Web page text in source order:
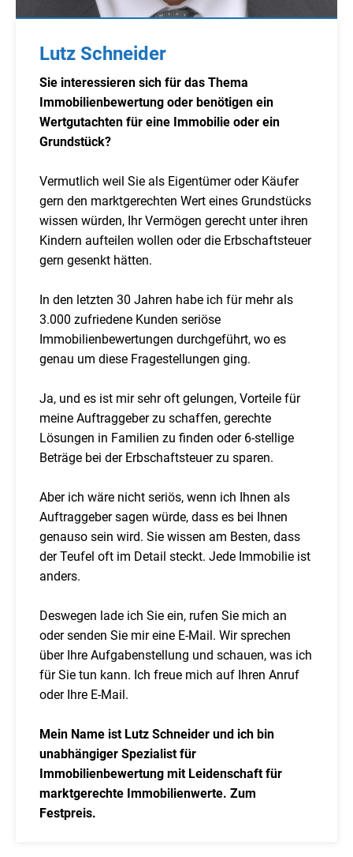
Lutz Schneider
Sie interessieren sich für das Thema
Immobilienbewertung oder benötigen ein
Wertgutachten für eine Immobilie oder ein
Grundstück?
Vermutlich weil Sie als Eigentümer oder Käufer
gern den marktgerechten Wert eines Grundstücks
wissen würden, Ihr Vermögen gerecht unter ihren
Kindern aufteilen wollen oder die Erbschaftsteuer
gern gesenkt hätten.
In den letzten 30 Jahren habe ich für mehr als
3.000 zufriedene Kunden seriöse
Immobilienbewertungen durchgeführt, wo es
genau um diese Fragestellungen ging.
Ja, und es ist mir sehr oft gelungen, Vorteile für
meine Auftraggeber zu schaffen, gerechte
Lösungen in Familien zu finden oder 6-stellige
Beträge bei der Erbschaftsteuer zu sparen.
Aber ich wäre nicht seriös, wenn ich Ihnen als
Auftraggeber sagen würde, dass es bei Ihnen
genauso sein wird. Sie wissen am Besten, dass
der Teufel oft im Detail steckt. Jede Immobilie ist
anders.
Deswegen lade ich Sie ein, rufen Sie mich an
oder senden Sie mir eine E-Mail. Wir sprechen
über Ihre Aufgabenstellung und schauen, was ich
für Sie tun kann. Ich freue mich auf Ihren Anruf
oder Ihre E-Mail.
Mein Name ist Lutz Schneider und ich bin
unabhängiger Spezialist für
Immobilienbewertung mit Leidenschaft für
marktgerechte Immobilienwerte. Zum
Festpreis.